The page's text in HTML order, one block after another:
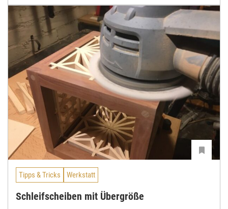
Tipps & Tricks Werkstatt
Schleifscheiben mit Übergröße